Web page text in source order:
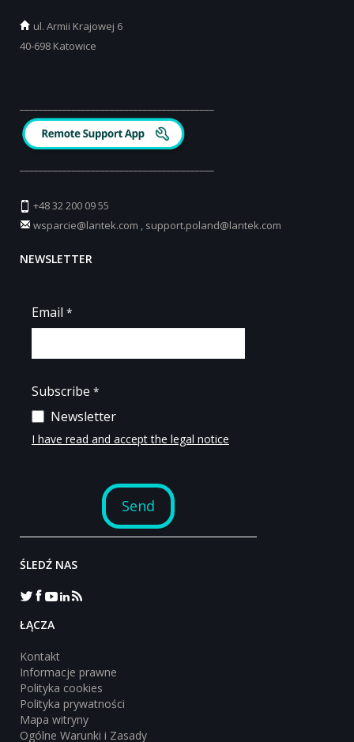
ul. Armii Krajowej 6
40-698 Katowice
+48 32 200 09 55
wsparcie@lantek.com , support.poland@lantek.com
NEWSLETTER
ŚLEDŹ NAS
‎ŁĄCZA
Kontakt
Informacje prawne
Polityka cookies
Polityka prywatności
Mapa witryny
Ogólne Warunki i Zasady